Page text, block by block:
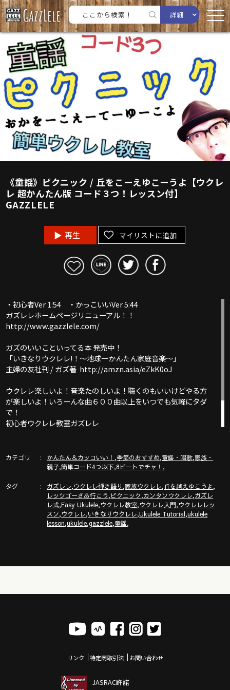
詳細
《童謡》ピクニック / 丘をこーえゆこーうよ【ウクレ
レ 超かんたん版 コード３つ！レッスン付】
GAZZLELE
再生 マイリストに追加
・初心者Ver 1:54 ・かっこいいVer 5:44
ガズレレホームページリニューアル！！
http://www.gazzlele.com/
ガズのいいこといってる本 発売中！
「いきなりウクレレ!！〜地球一かんたん家庭音楽〜」
主婦の友社刊 / ガズ著 http://amzn.asia/eZkK0oJ
ウクレレ楽しいよ！音楽たのしいよ！聴くのもいいけどやる方
が楽しいよ！いろーんな曲６００曲以上をいつでも気軽にタダ
で！
初心者ウクレレ教室ガズレレ
http://www.gazzlele.com/youtube
カテゴリ かんたん＆カッコいい！ ,季節のおすすめ,童謡・唱歌,家族・
親子,簡単コード4つ以下,8ビートでチャ！ ,
タグ ガズレレ,ウクレレ弾き語り ,家族ウクレレ, 丘を越えゆこうよ,
レッツゴーさあ行こう,ピクニック,カンタンウクレレ,ガズレ
レ式,Easy Ukulele,ウクレレ教室,ウクレレ入門,ウクレレレッ
スン,ウクレレ,いきなりウクレレ,Ukulele Tutorial,ukulele
lesson,ukulele,gazzlele,童謡,
リンク 特定商取引法 お問い合わせ
JASRAC許諾